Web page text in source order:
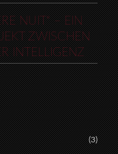
NUIT“ – EIN
ZWISCHEN
INTELLIGENZ
(3)